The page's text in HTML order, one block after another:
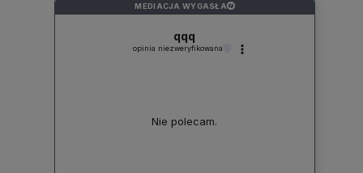
MEDIACJA WYGASŁA ?
qqq
opinia niezweryfikowana
Nie polecam.